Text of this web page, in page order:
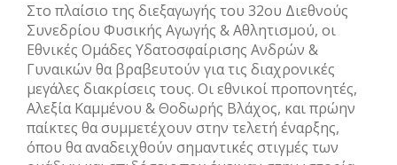
Στο πλαίσιο της διεξαγωγής του 32ου Διεθνούς
Συνεδρίου Φυσικής Αγωγής & Αθλητισμού, οι
Εθνικές Ομάδες Υδατοσφαίρισης Ανδρών &
Γυναικών θα βραβευτούν για τις διαχρονικές
μεγάλες διακρίσεις τους. Οι εθνικοί προπονητές,
Αλεξία Καμμένου & Θοδωρής Βλάχος, και πρώην
παίκτες θα συμμετέχουν στην τελετή έναρξης,
όπου θα αναδειχθούν σημαντικές στιγμές των